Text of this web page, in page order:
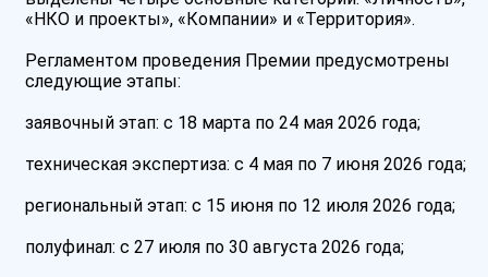
«НКО и проекты», «Компании» и «Территория».
Регламентом проведения Премии предусмотрены
следующие этапы:
заявочный этап: с 18 марта по 24 мая 2026 года;
техническая экспертиза: с 4 мая по 7 июня 2026 года;
региональный этап: с 15 июня по 12 июля 2026 года;
полуфинал: с 27 июля по 30 августа 2026 года;